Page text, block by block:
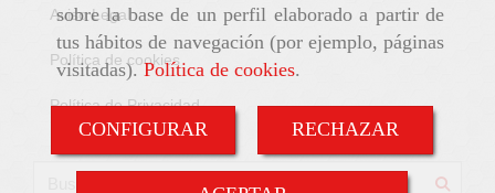
sobre la base de un perfil elaborado a partir de
tus hábitos de navegación (por ejemplo, páginas
visitadas).Política de cookies.
CONFIGURAR RECHAZAR
Aviso Legal
Política de cookies
Política de Privacidad